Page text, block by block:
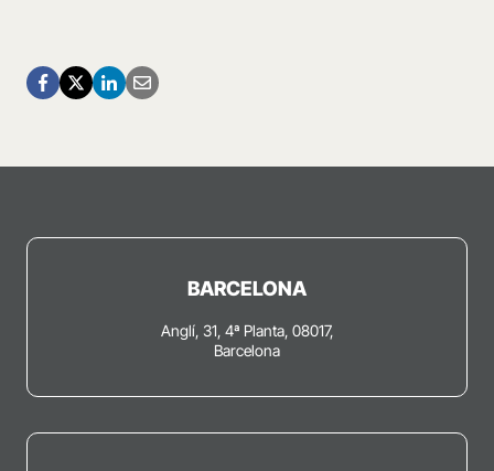
BARCELONA
Anglí, 31, 4ª Planta, 08017,
Barcelona